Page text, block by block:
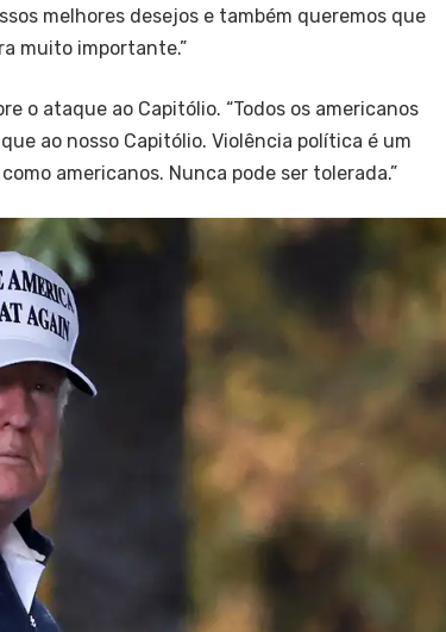
melhores desejos e também queremos que
muito importante.”
o ataque ao Capitólio. “Todos os americanos
ao nosso Capitólio. Violência política é um
americanos. Nunca pode ser tolerada.”